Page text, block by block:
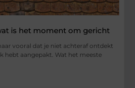
is het moment om gericht
vooral dat je niet achteraf ontdekt
hebt aangepakt. Wat het meeste